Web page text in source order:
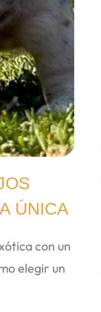
ÚNICA
con un
elegir un